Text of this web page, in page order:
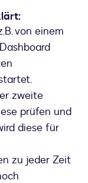
von einem
zweite
prüfen und
diese für
zu jeder Zeit